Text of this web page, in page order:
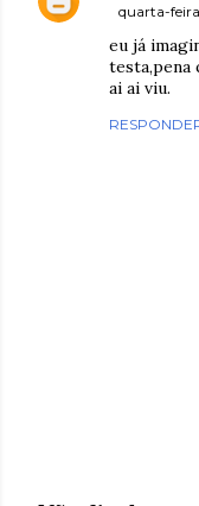
quarta-
eu já
testa,pena
ai ai viu.